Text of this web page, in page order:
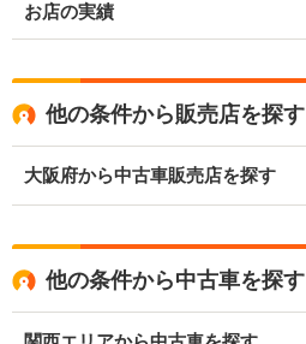
お店の実績
他の条件から販売店を探す
大阪府から中古車販売店を探す
他の条件から中古車を探す